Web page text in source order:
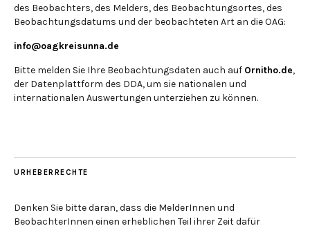
des Beobachters, des Melders, des Beobachtungsortes, des
Beobachtungsdatums und der beobachteten Art an die OAG:
info@oagkreisunna.de
Bitte melden Sie Ihre Beobachtungsdaten auch auf Ornitho.de,
der Datenplattform des DDA, um sie nationalen und
internationalen Auswertungen unterziehen zu können.
URHEBERRECHTE
Denken Sie bitte daran, dass die MelderInnen und
BeobachterInnen einen erheblichen Teil ihrer Zeit dafür